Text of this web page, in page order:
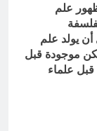
علم
يولد علم
موجودة قبل
قبل علماء